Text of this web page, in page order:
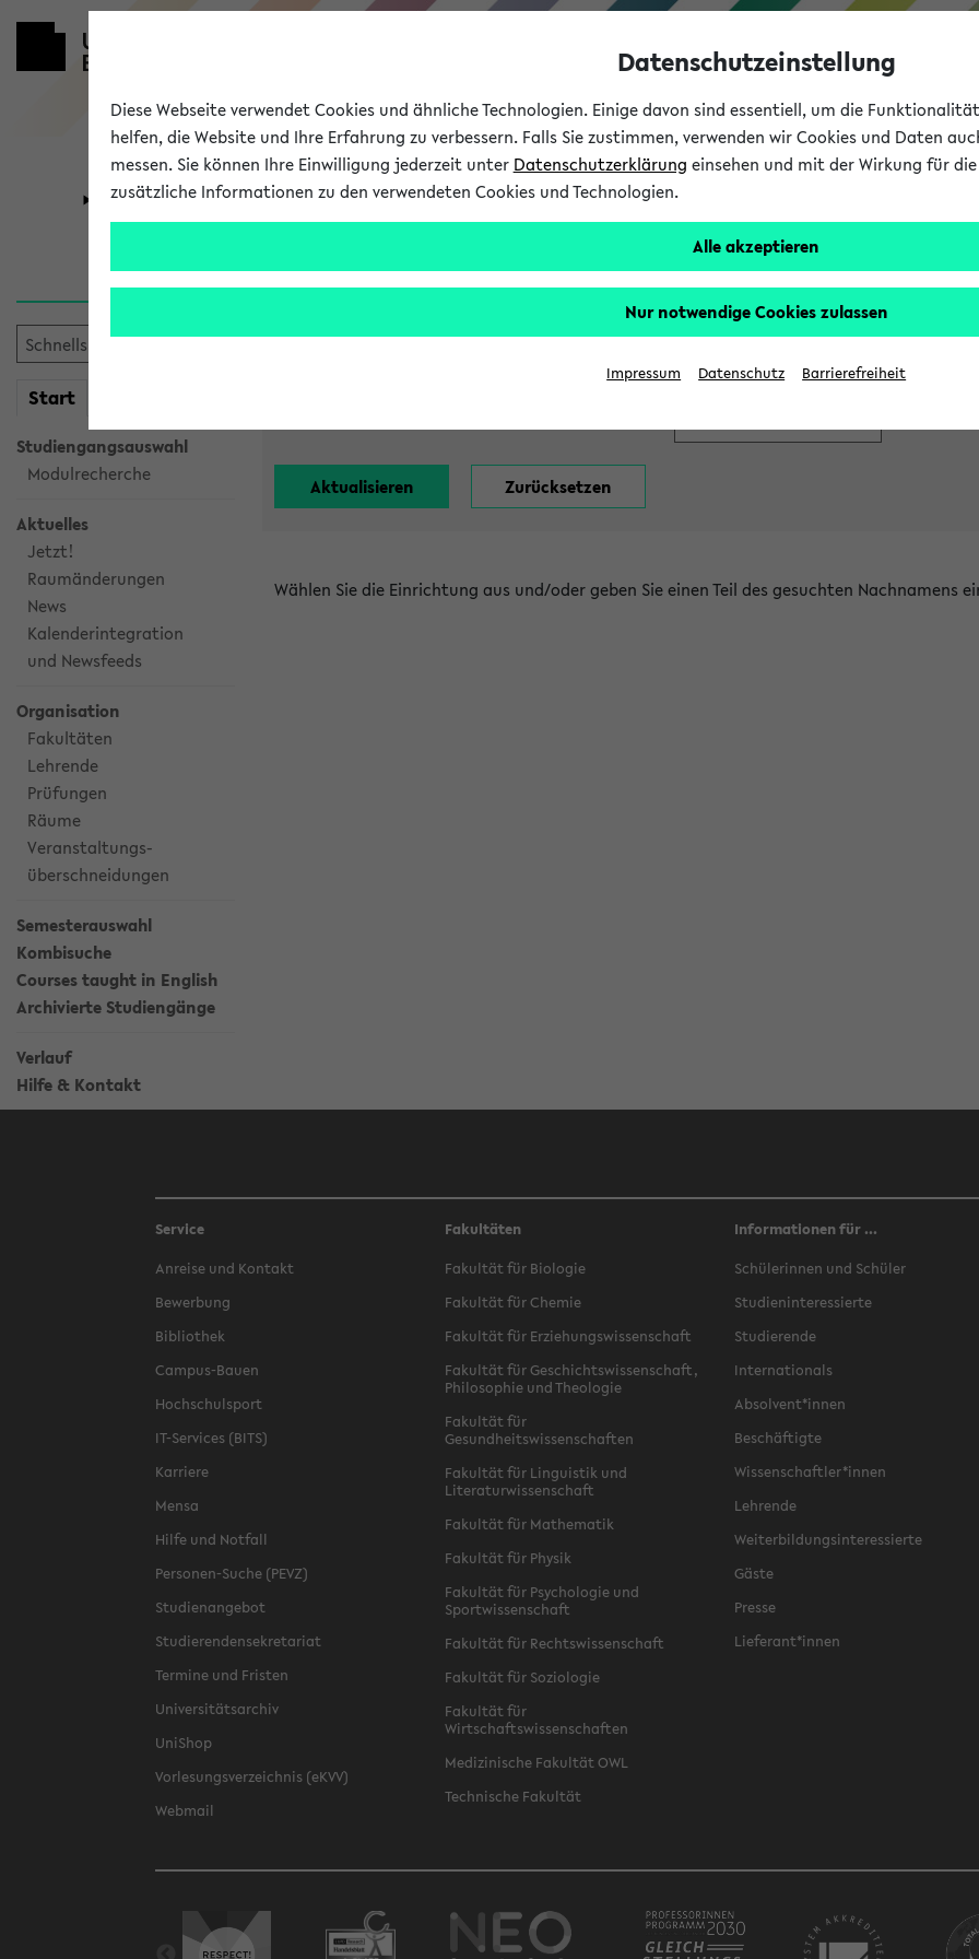
Universität Forschung Studium
Start
Studiengangsauswahl
Modulrecherche
Aktuelles
Jetzt!
Raumänderungen
News
Kalenderintegration
und Newsfeeds
Organisation
Fakultäten
Lehrende
Prüfungen
Räume
Veranstaltungs-
überschneidungen
Semesterauswahl
Kombisuche
Courses taught in English
Archivierte Studiengänge
Verlauf
Hilfe & Kontakt
Alle Lehrenden
Wählen Sie die Einrichtung aus und/oder geben Sie einen Teil des gesuchten Nachnamens
Service
Anreise und Kontakt
Bewerbung
Bibliothek
Campus-Bauen
Hochschulsport
IT-Services (BITS)
Karriere
Mensa
Hilfe und Notfall
Personen-Suche (PEVZ)
Studienangebot
Studierendensekretariat
Termine und Fristen
Universitätsarchiv
UniShop
Vorlesungsverzeichnis (eKVV)
Webmail
Fakultäten
Fakultät für Biologie
Fakultät für Chemie
Fakultät für Erziehungswissenschaft
Fakultät für Geschichtswissenschaft,
Philosophie und Theologie
Fakultät für
Gesundheitswissenschaften
Fakultät für Linguistik und
Literaturwissenschaft
Fakultät für Mathematik
Fakultät für Physik
Fakultät für Psychologie und
Sportwissenschaft
Fakultät für Rechtswissenschaft
Fakultät für Soziologie
Fakultät für
Wirtschaftswissenschaften
Medizinische Fakultät OWL
Technische Fakultät
Informationen für ...
Schülerinnen und Schüler
Studieninteressierte
Studierende
Internationals
Absolvent*innen
Beschäftigte
Wissenschaftler*innen
Lehrende
Weiterbildungsinteressierte
Gäste
Presse
Lieferant*innen
Datenschutzeinstellung
Diese Webseite verwendet Cookies und ähnliche Technologien. Einige davon sind essentiell, um die
helfen, die Website und Ihre Erfahrung zu verbessern. Falls Sie zustimmen, verwenden wir Cookies und Daten
messen. Sie können Ihre Einwilligung jederzeit unter Datenschutzerklärung einsehen und mit der Wirkung für
zusätzliche Informationen zu den verwendeten Cookies und Technologien.
Alle akzeptieren
Nur notwendige Cookies zulassen
Impressum Datenschutz Barrierefreiheit